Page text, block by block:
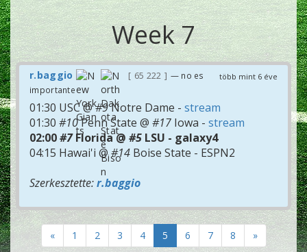
Week 7
több mint 6 éve
r.baggio 65 222
— no es
importante
01:30 USC @#9Notre Dame - stream
01:30 #10Penn State @ #17 Iowa - stream
02:00#7Florida @ #5 LSU - galaxy4
04:15 Hawai'i @#14 Boise State - ESPN2
Szerkesztette:r.baggio
« 1 2 3 4 5 6 7 8 »